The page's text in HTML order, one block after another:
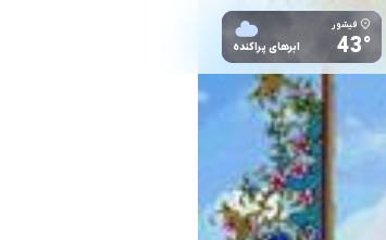
فیشور
43° ابرهای پراکنده